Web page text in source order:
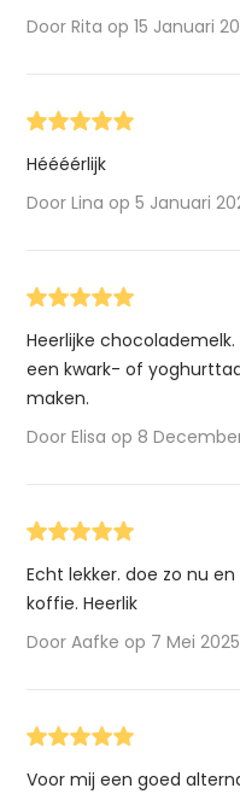
Door Rita op 15 Januari
Héééérlijk
Door Lina op 5 Januari
Heerlijke
een kwark- of
maken.
Door Elisa op 8
Echt lekker. doe zo nu
koffie. Heerlik
Door Aafke op 7 Mei 2025
Voor mij een goed